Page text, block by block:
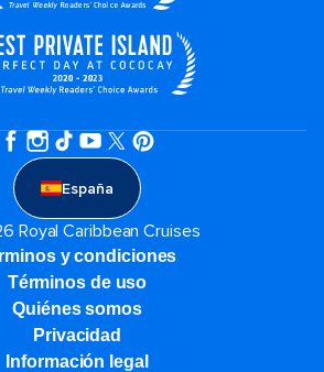
España
Royal Caribbean Cruises
y condiciones
Términos de uso
Quiénes somos
Privacidad
Información legal